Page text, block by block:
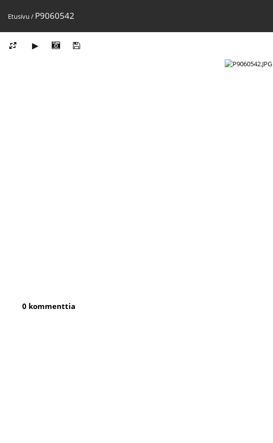
Etusivu / P9060542
0 kommenttia